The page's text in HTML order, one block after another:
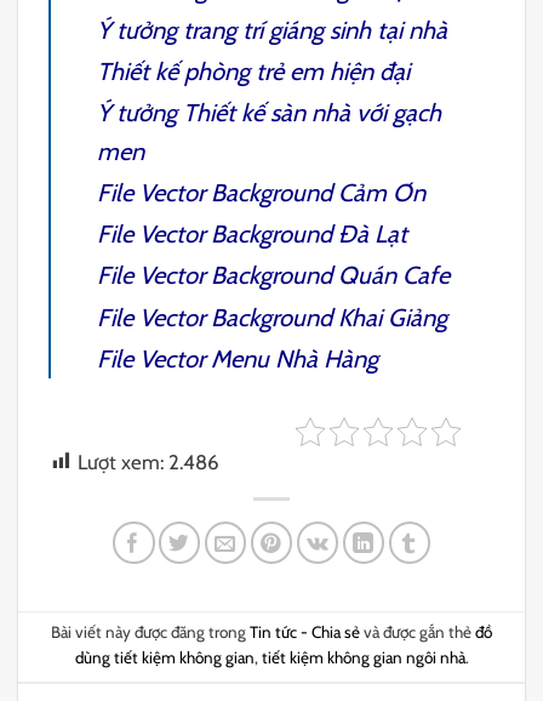
Ý tưởng trang trí giáng sinh tại nhà
Thiết kế phòng trẻ emhiện đại
Ý tưởng Thiết kế sàn nhà với gạch
men
File Vector Background Cảm Ơn
File Vector Background Đà Lạt
File Vector Background Quán Cafe
File Vector Background Khai Giảng
File Vector Menu Nhà Hàng
Lượt xem: 2.486
Bài viết này được đăng trongTin tức - Chia sẻvà được gắn thẻđồ
dùng tiết kiệm không gian,tiết kiệm không gian ngôi nhà.